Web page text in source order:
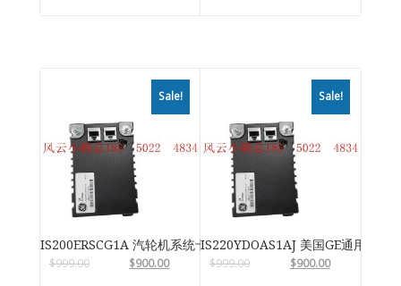
Sale!
IS200ERSCG1A 汽轮机系统卡件
$999.00 $900.00
Sale!
IS220YDOAS1AJ 美国GE通用电气
$999.00 $900.00